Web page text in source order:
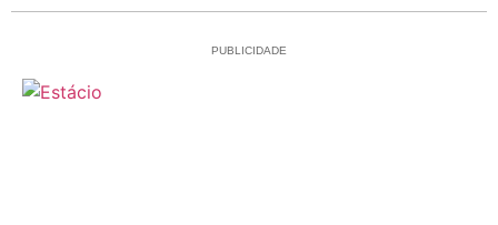
PUBLICIDADE